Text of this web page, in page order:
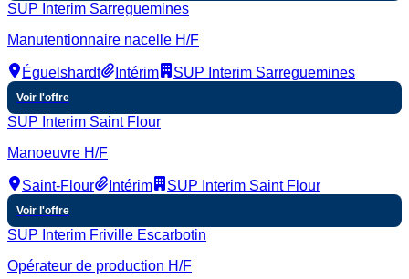
SUP Interim Sarreguemines
Manutentionnaire nacelle H/F
Éguelshardt Intérim SUP Interim Sarreguemines
Voir l'offre
SUP Interim Saint Flour
Manoeuvre H/F
Saint-Flour Intérim SUP Interim Saint Flour
Voir l'offre
SUP Interim Friville Escarbotin
Opérateur de production H/F